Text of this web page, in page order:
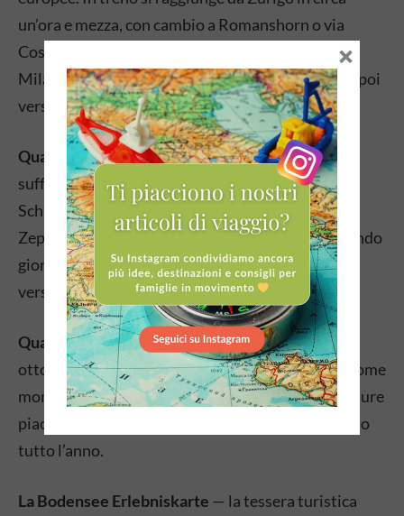
un’ora e mezza, con cambio a Romanshorn o via
Costanza. In auto dall’Italia sono circa tre ore da
Milano seguendo l’autostrada verso la Svizzera e poi
verso nord.
Quanto tempo dedicarci.Un giorno e mezzo è
sufficiente per vedere la città con calma —
Schlosskirche, lungolago, Moleturm e Museo
Zeppelin si coprono in una giornata piena. Il secondo
giorno lo si usa per le escursioni nell’entroterra o
verso le altre sponde.
Quando andare.La stagione migliore è da aprile a
ottobre, con la primavera e l’inizio dell’autunno come
momenti ideali per trovare meno folla e temperature
piacevoli sul lungolago. Il Museo Zeppelin è aperto
tutto l’anno.
La Bodensee Erlebniskarte — la tessera turistica
×